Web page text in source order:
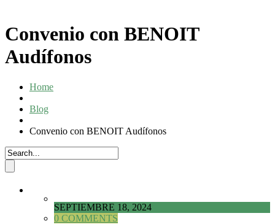
Convenio con BENOIT
Audífonos
Home
Blog
Convenio con BENOIT Audífonos
SEPTIEMBRE 18, 2024
0 COMMENTS